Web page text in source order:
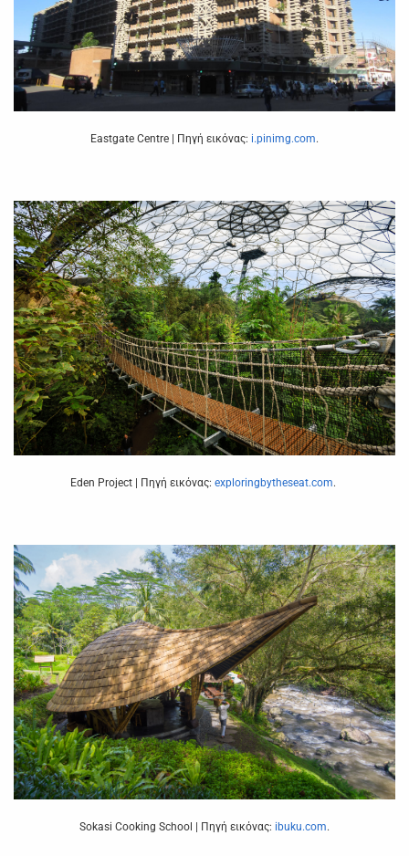
Eastgate Centre | Πηγή εικόνας: i.pinimg.com.
Eden Project | Πηγή εικόνας: exploringbytheseat.com.
Sokasi Cooking School | Πηγή εικόνας: ibuku.com.